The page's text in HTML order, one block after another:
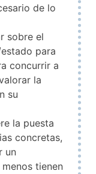
de lo
sobre el
para
concurrir a
la
su
la puesta
concretas,
un
tienen